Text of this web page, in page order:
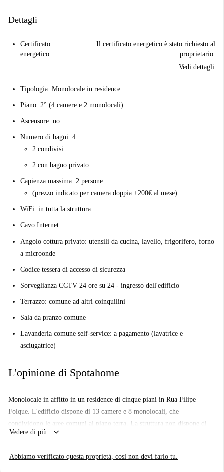
Dettagli
Certificato
energetico
Il certificato energetico è stato richiesto al
proprietario.
Vedi dettagli
Tipologia: Monolocale in residence
Piano: 2° (4 camere e 2 monolocali)
Ascensore: no
Numero di bagni: 4
2 condivisi
2 con bagno privato
Capienza massima: 2 persone
(prezzo indicato per camera doppia +200€ al mese)
WiFi: in tutta la struttura
Cavo Internet
Angolo cottura privato: utensili da cucina, lavello, frigorifero, forno
a microonde
Codice tessera di accesso di sicurezza
Sorveglianza CCTV 24 ore su 24 - ingresso dell'edificio
Terrazzo: comune ad altri coinquilini
Sala da pranzo comune
Lavanderia comune self-service: a pagamento (lavatrice e
asciugatrice)
L'opinione di Spotahome
Monolocale in affitto in un residence di cinque piani in Rua Filipe
Folque. L'edificio dispone di 13 camere e 8 monolocali, che
condividono le aree comuni al piano terra. La struttura non dispone di
ascensore e comprende un soggiorno, un soggiorno e una terrazza.
Vedere di più keyboard_arrow_down
Abbiamo verificato questa proprietà, così non devi farlo tu.